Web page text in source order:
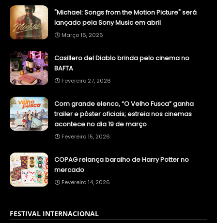
"Michael: Songs from the Motion Picture" será
lançado pela Sony Music em abril
Março 16, 2026
Casillero del Diablo brinda pelo cinema no
BAFTA
Fevereiro 27, 2026
Com grande elenco, “O Velho Fusca” ganha
trailer e pôster oficiais; estreia nos cinemas
acontece no dia 19 de março
Fevereiro 15, 2026
COPAG relança baralho de Harry Potter no
mercado
Fevereiro 14, 2026
FESTIVAL INTERNACIONAL